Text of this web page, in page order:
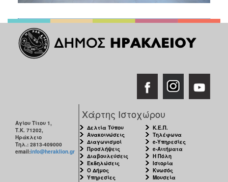
Αγίου Τίτου 1,
Τ.Κ. 71202,
Ηράκλειο
Τηλ.: 2813-409000
email:info@heraklion.gr
Χάρτης Ιστοχώρου
Δελτία Τύπου
Ανακοινώσεις
Διαγωνισμοί
Προσλήψεις
Διαβουλεύσεις
Εκδηλώσεις
Ο Δήμος
Υπηρεσίες
Κ.Ε.Π.
Τηλέφωνα
e-Υπηρεσίες
e-Αιτήματα
Η Πόλη
Ιστορία
Κνωσός
Μουσεία